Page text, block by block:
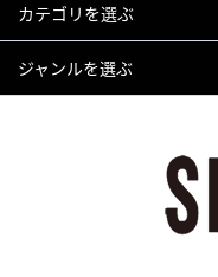
カテゴリを選ぶ
ジャンルを選ぶ